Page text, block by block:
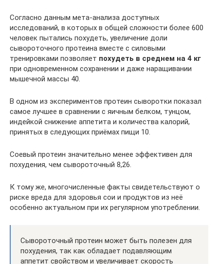
Согласно данным мета-анализа доступных
исследований, в которых в общей сложности более 600
человек пытались похудеть, увеличение доли
сывороточного протеина вместе с силовыми
тренировками позволяет похудеть в среднем на 4 кг
при одновременном сохранении и даже наращивании
мышечной массы 40.
В одном из экспериментов протеин сыворотки показал
самое лучшее в сравнении с яичным белком, тунцом,
индейкой снижение аппетита и количества калорий,
принятых в следующих приёмах пищи 10.
Соевый протеин значительно менее эффективен для
похудения, чем сывороточный 8,26.
К тому же, многочисленные факты свидетельствуют о
риске вреда для здоровья сои и продуктов из неё
особенно актуальном при их регулярном употреблении.
Сывороточный протеин может быть полезен для
похудения, так как обладает подавляющим
аппетит свойством и увеличивает скорость